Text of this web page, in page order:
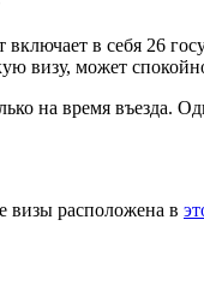
в себя 26
визу, может
на время въезда.
визы расположена в